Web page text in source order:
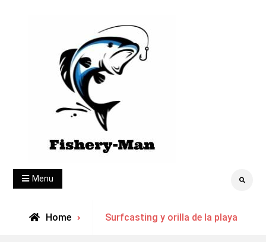
fishery-man
Menu Search
Home
Archive
Surfcasting y orilla de la playa